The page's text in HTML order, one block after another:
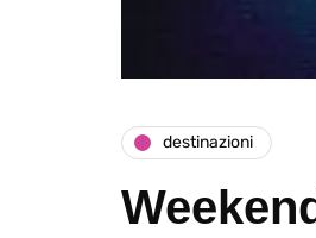
destinazioni